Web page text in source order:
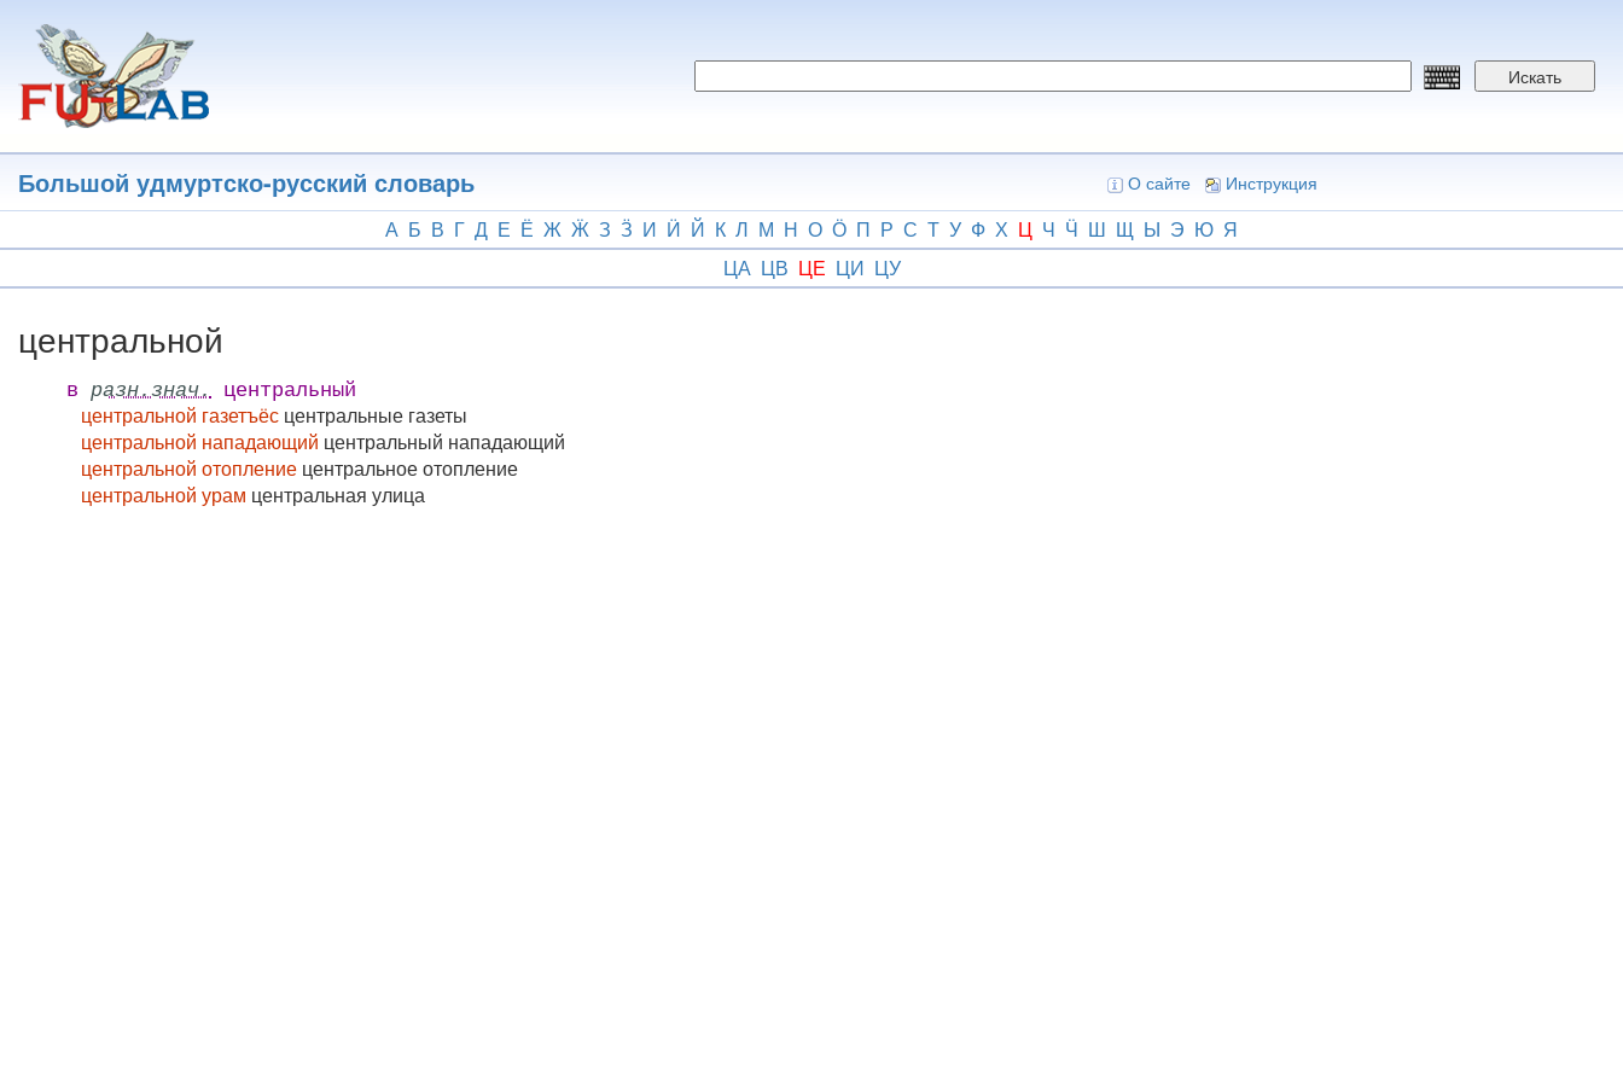
основному
содержанию
Искать
Большой удмуртско-русский словарь О сайте Инструкция
А Б В Г Д Е Ё Ж Ӝ З Ӟ И Ӥ Й К Л М Н О Ӧ П Р С Т У Ф Х Ц Ч Ӵ Ш Щ Ы Э Ю Я
ЦА ЦВ ЦЕ ЦИ ЦУ
центральной
в разн.знач. центральный
центральной газетъёс центральные газеты
центральной нападающий центральный нападающий
центральной отопление центральное отопление
центральной урам центральная улица